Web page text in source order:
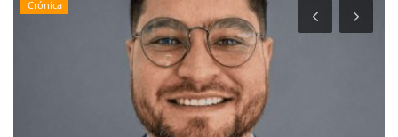
Crónica